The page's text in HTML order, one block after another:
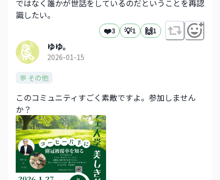
ではなく誰かが世話をしているのだということを再認
識したい。
❤️3 💡1 🙌1
ゆゆ。
2026-01-15
💬 その他
このコミュニティすごく素敵ですよ。参加しません
か？